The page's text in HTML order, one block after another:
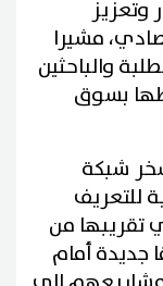
وتعزيز
مشيرا
والباحثين
بسوق
شبكة
للتعريف
تقريبها من
جديدة أمام